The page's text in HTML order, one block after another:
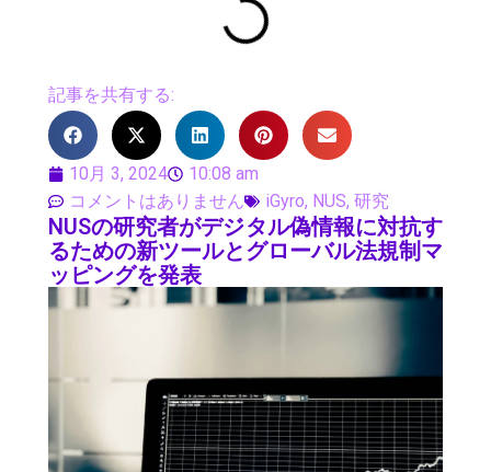
記事を共有する:
10月 3, 2024
10:08 am
コメントはありません
iGyro, NUS, 研究
NUSの研究者がデジタル偽情報に対抗す
るための新ツールとグローバル法規制マ
ッピングを発表